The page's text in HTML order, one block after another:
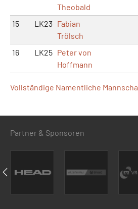
Theobald
15 LK23 Fabian
Trölsch
16 LK25 Peter von
Hoffmann
Vollständige Namentliche
Partner & Sponsoren